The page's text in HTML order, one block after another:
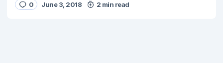
0 June 3, 2018 2 min read